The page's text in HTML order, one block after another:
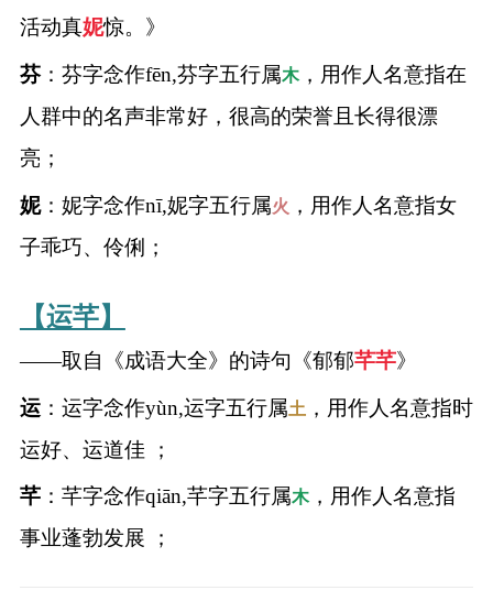
活动真妮惊。》
芬：芬字念作fēn,芬字五行属木，用作人名意指在
人群中的名声非常好，很高的荣誉且长得很漂
亮；
妮：妮字念作nī,妮字五行属火 ，用作人名意指女
子乖巧、伶俐；
【运芊】
——取自《成语大全》的诗句《郁郁芊芊》
运：运字念作yùn,运字五行属土 ，用作人名意指时
运好、运道佳 ；
芊：芊字念作qiān,芊字五行属木，用作人名意指
事业蓬勃发展 ；